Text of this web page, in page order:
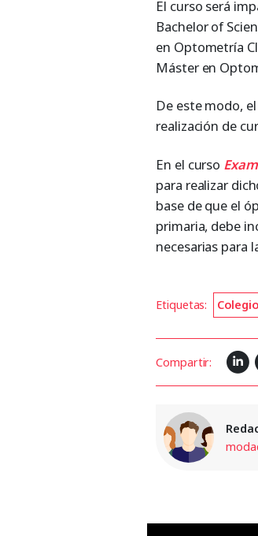
El curso será
Bachelor of
en Optometría
Máster en
De este modo,
realización de
En el curso
para realizar
base de que el
primaria, debe
necesarias para
Etiquetas:
Compartir: